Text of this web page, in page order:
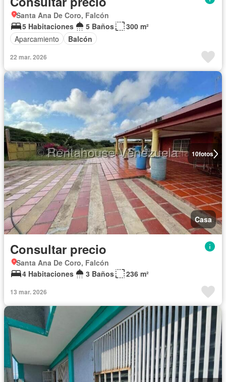
Santa Ana De Coro, Falcón
5 Habitaciones
5 Baños
300 m²
Aparcamiento
Balcón
22 mar. 2026
10fotos
Casa
Consultar precio
Santa Ana De Coro, Falcón
4 Habitaciones
3 Baños 236 m²
13 mar. 2026